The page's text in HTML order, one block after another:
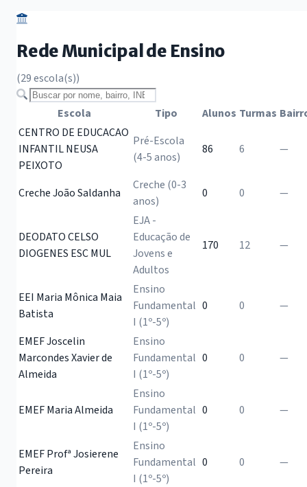
Rede Municipal de Ensino
(29 escola(s))
Buscar escola
Escola
Tipo Alunos Turmas
CENTRO DE EDUCACAO
INFANTIL NEUSA
PEIXOTO
Pré-Escola
(4-5 anos)
86 6 —
Creche João Saldanha
Creche (0-3
anos)
0 0 —
DEODATO CELSO
DIOGENES ESC MUL
EJA -
Educação de
Jovens e
Adultos
170 12 —
EEI Maria Mônica Maia
Batista
Ensino
Fundamental
I (1º-5º)
0 0 —
EMEF Joscelin
Marcondes Xavier de
Almeida
Ensino
Fundamental
I (1º-5º)
0 0 —
EMEF Maria Almeida
Ensino
Fundamental
I (1º-5º)
0 0 —
EMEF Profª Josierene
Pereira
Ensino
Fundamental
I (1º-5º)
0 0 —